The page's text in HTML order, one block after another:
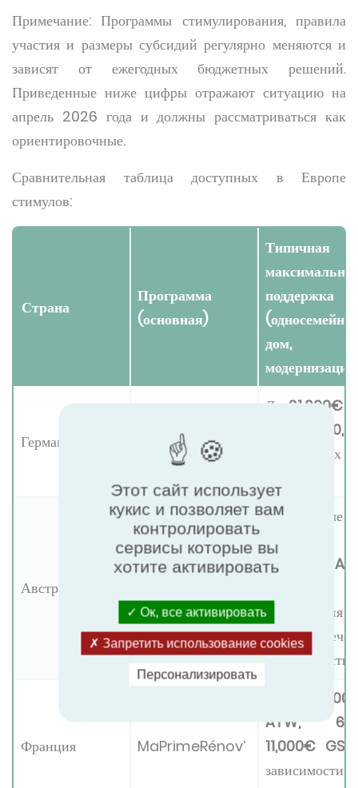
Примечание: Программы стимулирования, правила
участия и размеры субсидий регулярно меняются и
зависят от ежегодных бюджетных решений.
Приведенные ниже цифры отражают ситуацию на
апрель 2026 года и должны рассматриваться как
ориентировочные.
Сравнительная таблица доступных в Европе
стимулов:
Страна
Программа
(основная)
Типичная
поддержка
дом,
Германия
До21,000€
допустимых
Австрия
Чистое отопление
для всех
Допустимые
затраты
25,586€
Франция MaPrimeRénov’
ATW,
11,000€
Этот сайт использует
кукис и позволяет вам
контролировать
сервисы которые вы
хотите активировать
Ок, все активировать
Запретить использование cookies
Персонализировать